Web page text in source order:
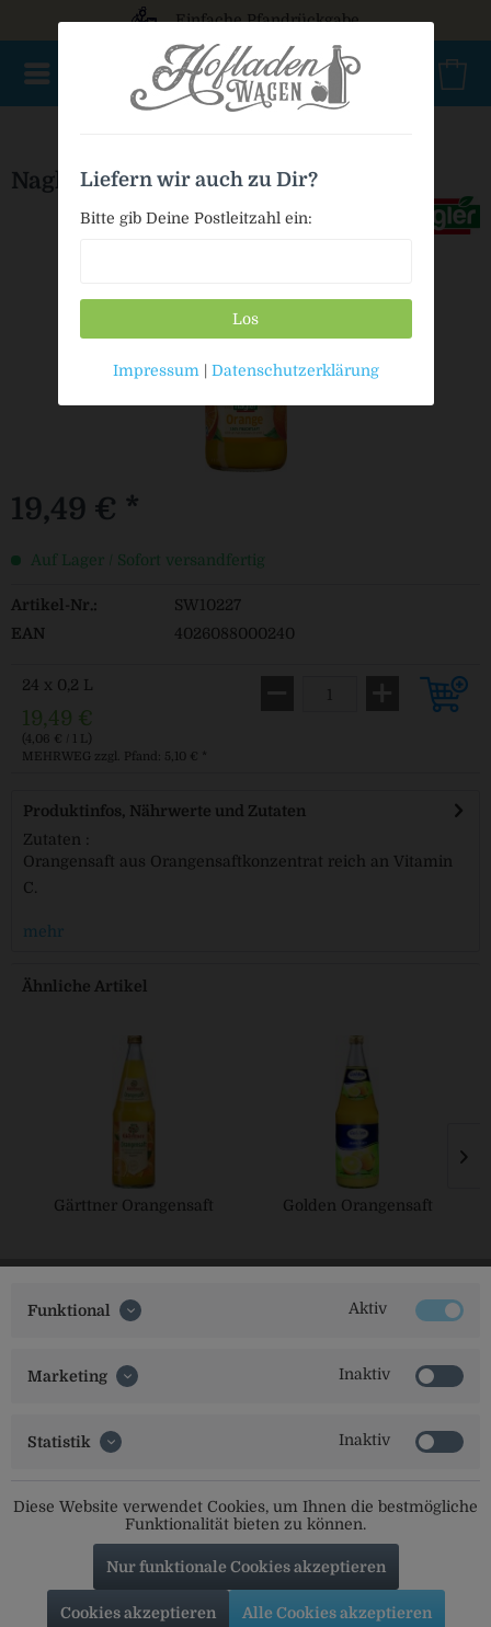
Einfache Pfandrückgabe
Nagler Orangensaft 0,2l-Stars
19,49 € *
Auf Lager / Sofort versandfertig
Artikel-Nr.:
SW10227
EAN
4026088000240
24 x 0,2 L
19,49 €
(4,06 € / 1 L)
MEHRWEG zzgl. Pfand: 5,10 € *
Produktinfos, Nährwerte und Zutaten
Zutaten :
Orangensaft aus Orangensaftkonzentrat reich an Vitamin
C.
mehr
Ähnliche Artikel
Gärttner Orangensaft Golden Orangensaft
Social Media
Funktional Aktiv
Marketing Inaktiv
Statistik Inaktiv
Diese Website verwendet Cookies, um Ihnen die bestmögliche
Funktionalität bieten zu können.
Nur funktionale Cookies akzeptieren
Cookies akzeptieren Alle Cookies akzeptieren
Liefern wir auch zu Dir?
Bitte gib Deine Postleitzahl ein:
Los
Impressum | Datenschutzerklärung